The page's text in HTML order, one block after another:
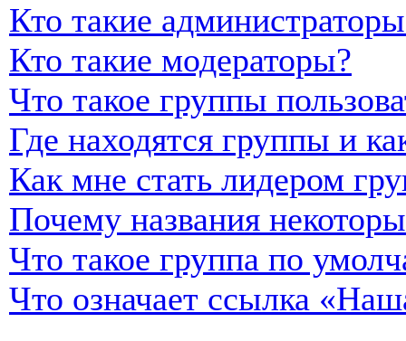
Кто такие
Кто такие модераторы?
Что такое группы
Где находятся группы и
Как мне стать лидером
Почему названия
Что такое группа по
Что означает ссылка